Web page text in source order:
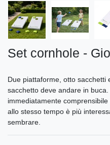
Set cornhole -
Due piattaforme, otto sacchetti
sacchetto deve andare in
immediatamente
allo stesso tempo è più
sembrare.